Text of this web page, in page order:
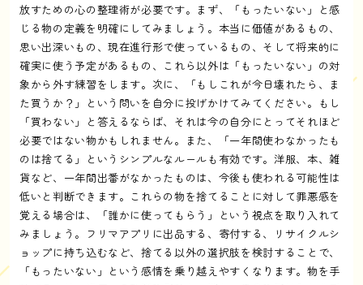
放すための心の整理術が必要です。まず、「もったいない」と感
じる物の定義を明確にしてみましょう。本当に価値があるもの、
思い出深いもの、現在進行形で使っているもの、そして将来的に
確実に使う予定があるもの、これら以外は「もったいない」の対
象から外す練習をします。次に、「もしこれが今日壊れたら、ま
た買うか？」という問いを自分に投げかけてみてください。もし
「買わない」と答えるならば、それは今の自分にとってそれほど
必要ではない物かもしれません。また、「一年間使わなかったも
のは捨てる」というシンプルなルールも有効です。洋服、本、雑
貨など、一年間出番がなかったものは、今後も使われる可能性は
低いと判断できます。これらの物を捨てることに対して罪悪感を
覚える場合は、「誰かに使ってもらう」という視点を取り入れて
みましょう。フリマアプリに出品する、寄付する、リサイクルシ
ョップに持ち込むなど、捨てる以外の選択肢を検討することで、
「もったいない」という感情を乗り越えやすくなります。物を手